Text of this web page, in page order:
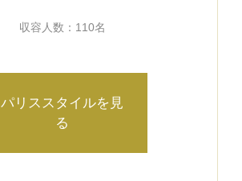
収容人数：110名
パリススタイルを見
る